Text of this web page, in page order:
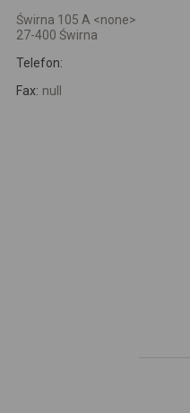
Świrna 105 A <none>
27-400 Świrna
Telefon:
Fax: null